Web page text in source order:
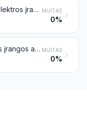
Mašinų arba aparatų elektros įrangos dalys, nenurodytos kitoje šio skirsnio vietoje MUITAS
0%
Elektros ir elektroninės įrangos atliekos ir laužas MUITAS
0%